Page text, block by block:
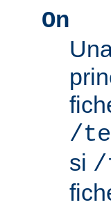
On
/
si /